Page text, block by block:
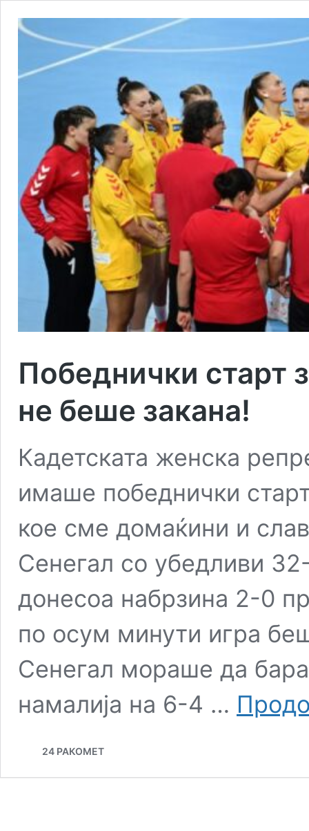
Победнички старт
не беше закана!
Кадетската женска
имаше победнички
кое сме домаќини и
Сенегал со убедливи
донесоа набрзина 2-0
по осум минути игра
Сенегал мораше да бара
намалија на 6-4 …
24 РАКОМЕТ